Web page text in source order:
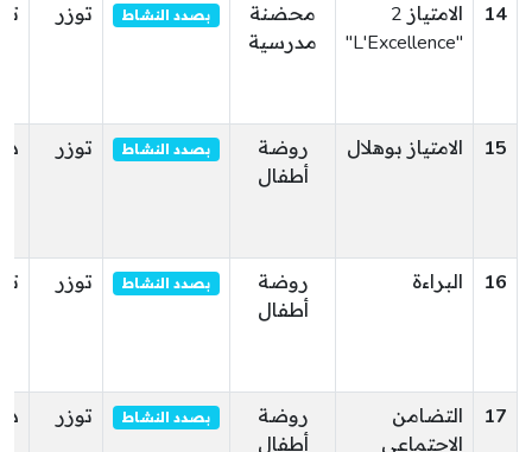
14
الامتياز 2
"L'Excellence"
محضنة
مدرسية
بصدد النشاط توزر
15 الامتياز بوهلال
روضة
أطفال
بصدد النشاط توزر
16 البراءة
روضة
أطفال
بصدد النشاط توزر
17
التضامن
الاجتماعي
روضة
أطفال
بصدد النشاط توزر